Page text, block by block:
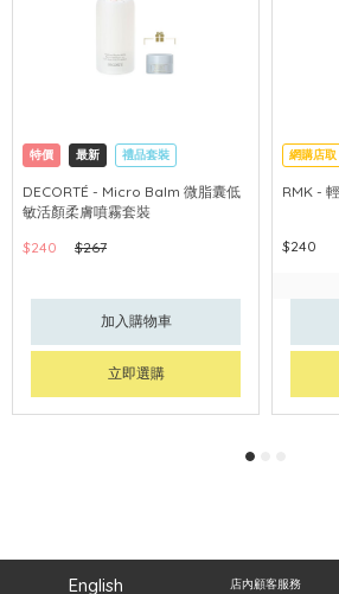
特價 最新 禮品套裝
網購店取 可中國內地配送
DECORTÉ - Micro Balm 微脂囊低
敏活顏柔膚噴霧套裝
$240
$267
加入購物車
立即選購
網購店取
RMK -
$240
English 店內顧客服務